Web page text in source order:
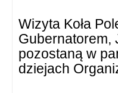
Wizyta Koła
Gubernatorem,
pozostaną w
dziejach